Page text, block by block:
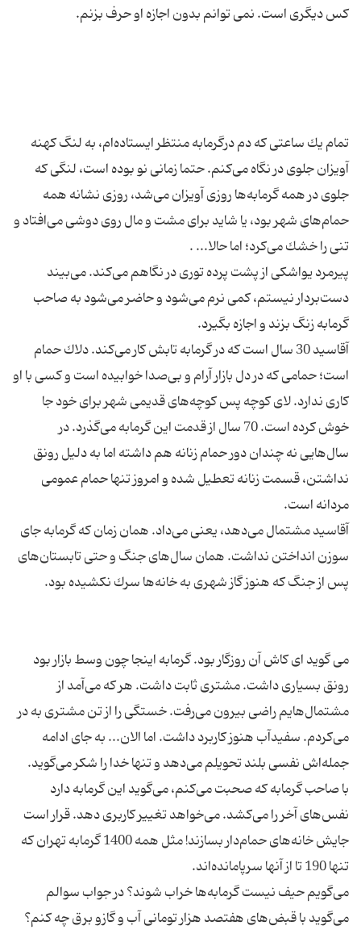
تمام یك ساعتی كه دم درگرمابه منتظر ایستاده‌ام، به لنگ كهنه
آویزان جلوی در نگاه می‌كنم. حتما زمانی نو بوده است، لنگی كه
جلوی در همه گرمابه‌ها روزی آویزان می‌شد، روزی نشانه همه
حمام‌های شهر بود، یا شاید برای مشت و مال روی دوشی می‌افتاد و
پیرمرد یواشكی از پشت پرده توری در نگاهم می‌كند. می‌بیند
دست‌بردار نیستم، كمی نرم می‌شود و حاضر می‌شود به صاحب
آقاسید 30 سال است كه در گرمابه تابش كار می‌كند. دلاك حمام
است؛ حمامی كه در دل بازار آرام و بی‌صدا خوابیده است و كسی با او
كاری ندارد. لای كوچه پس كوچه‌های قدیمی شهر برای خود جا
خوش كرده است. 70 سال از قدمت این گرمابه می‌گذرد. در
سال‌هایی نه چندان دور حمام زنانه هم داشته اما به دلیل رونق
نداشتن، قسمت زنانه تعطیل شده و امروز تنها حمام عمومی
آقاسید مشتمال می‌دهد، یعنی می‌داد. همان زمان كه گرمابه جای
سوزن انداختن نداشت. همان سال‌های جنگ و حتی تابستان‌های
می گوید ای كاش آن روزگار بود. گرمابه اینجا چون وسط بازار بود
رونق بسیاری داشت. مشتری ثابت داشت. هر كه می‌آمد از
مشتمال‌هایم راضی بیرون می‌رفت. خستگی را از تن مشتری به در
می‌كردم. سفیدآب هنوز كاربرد داشت. اما الان... به جای ادامه
با صاحب گرمابه كه صحبت می‌كنم، می‌گوید این گرمابه دارد
نفس‌های آخر را می‌كشد. می‌خواهد تغییر كاربری دهد. قرار است
جایش خانه‌های حمام‌دار بسازند! مثل همه 1400 گرمابه تهران كه
می‌گویم حیف نیست گرمابه‌ها خراب شوند؟ در جواب سوالم
می‌گوید با قبض‌های هفتصد هزار تومانی آب و گازو برق چه كنم؟